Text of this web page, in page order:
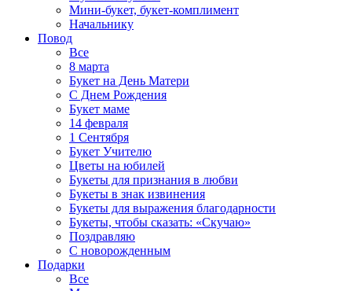
Мини-букет, букет-комплимент
Начальнику
Повод
Все
8 марта
Букет на День Матери
С Днем Рождения
Букет маме
14 февраля
1 Сентября
Букет Учителю
Цветы на юбилей
Букеты для признания в любви
Букеты в знак извинения
Букеты для выражения благодарности
Букеты, чтобы сказать: «Скучаю»
Поздравляю
С новорожденным
Подарки
Все